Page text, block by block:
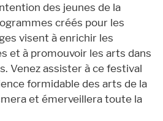
des jeunes de la
créés pour les
visent à enrichir les
et à promouvoir les arts dans
Venez assister à ce festival
formidable des arts de la
et émerveillera toute la